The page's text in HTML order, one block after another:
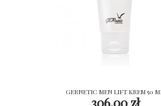
GERNETIC MEN LIFT KREM 50
306,00 zł